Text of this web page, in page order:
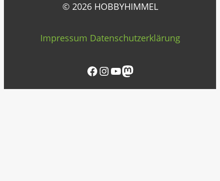
© 2026 HOBBYHIMMEL
Impressum Datenschutzerklärung
Facebook InstagramYouTube Mastodon